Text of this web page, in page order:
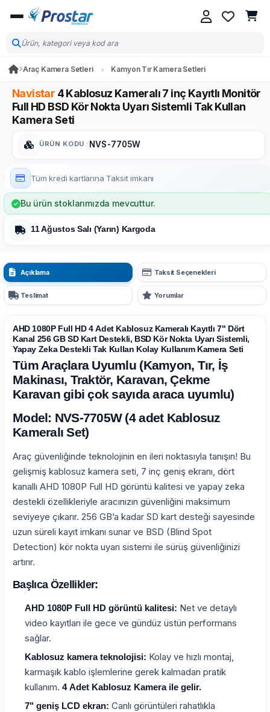
Araç Kamera Setleri Kamyon Tır Kamera Setleri
Navistar 4 Kablosuz Kameralı 7 inç Kayıtlı Monitör
Full HD BSD Kör Nokta Uyarı Sistemli Tak Kullan
Kamera Seti
ÜRÜN KODU : NVS-7705W
Tüm kredi kartlarına Taksit imkanı
Bu ürün stoklarımızda mevcuttur.
11 Ağustos Salı (Yarın) Kargoda
Açıklama Taksit Seçenekleri
Teslimat Yorumlar
AHD 1080P Full HD4 Adet Kablosuz Kameralı Kayıtlı 7" Dört
Kanal 256 GB SD Kart Destekli, BSD Kör Nokta Uyarı Sistemli,
Yapay Zeka Destekli Tak Kullan Kolay Kullanım Kamera Seti
Tüm Araçlara Uyumlu (Kamyon, Tır, İş
Makinası, Traktör, Karavan, Çekme
Karavan gibi çok sayıda araca uyumlu)
Model: NVS-7705W (4 adet Kablosuz
Kameralı Set)
Araç güvenliğinde teknolojinin en ileri noktasıyla tanışın! Bu
gelişmiş kablosuz kamera seti, 7 inç geniş ekranı, dört
kanallı AHD 1080P Full HD görüntü kalitesi ve yapay zeka
destekli özellikleriyle aracınızın güvenliğini maksimum
seviyeye çıkarır. 256 GB’a kadar SD kart desteği sayesinde
uzun süreli kayıt imkanı sunar ve BSD (Blind Spot
Detection) kör nokta uyarı sistemi ile sürüş güvenliğinizi
artırır.
Başlıca Özellikler:
AHD 1080P Full HD görüntü kalitesi: Net ve detaylı
video kayıtları ile gece ve gündüz üstün performans
sağlar.
Kablosuz kamera teknolojisi: Kolay ve hızlı montaj,
karmaşık kablo işlemlerine gerek kalmadan pratik
kullanım.4 Adet Kablosuz Kamera ile gelir.
7" geniş LCD ekran: Canlı görüntüleri rahatlıkla